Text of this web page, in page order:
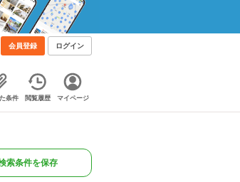
会員登録 ログイン
条件 閲覧履歴 マイページ
索条件を保存